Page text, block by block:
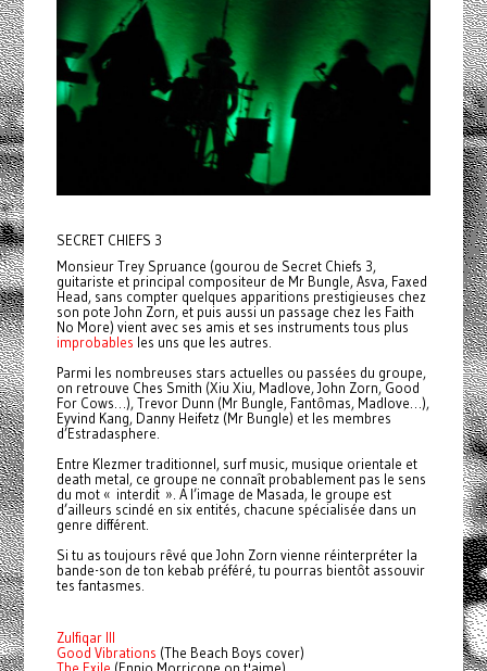
SECRET CHIEFS 3
Monsieur Trey Spruance (gourou de Secret Chiefs 3,
guitariste et principal compositeur de Mr Bungle, Asva, Faxed
Head, sans compter quelques apparitions prestigieuses chez
son pote John Zorn, et puis aussi un passage chez les Faith
No More) vient avec ses amis et ses instruments tous plus
improbables les uns que les autres.
Parmi les nombreuses stars actuelles ou passées du groupe,
on retrouve Ches Smith (Xiu Xiu, Madlove, John Zorn, Good
For Cows…), Trevor Dunn (Mr Bungle, Fantômas, Madlove…),
Eyvind Kang, Danny Heifetz (Mr Bungle) et les membres
d’Estradasphere.
Entre Klezmer traditionnel, surf music, musique orientale et
death metal, ce groupe ne connaît probablement pas le sens
du mot « interdit ». A l’image de Masada, le groupe est
d’ailleurs scindé en six entités, chacune spécialisée dans un
genre différent.
Si tu as toujours rêvé que John Zorn vienne réinterpréter la
bande-son de ton kebab préféré, tu pourras bientôt assouvir
tes fantasmes.
Zulfiqar III
Good Vibrations (The Beach Boys cover)